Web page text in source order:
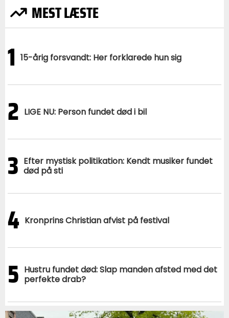
MEST LÆSTE
1 15-årig forsvandt: Her forklarede hun sig
2 LIGE NU: Person fundet død i bil
3 Efter mystisk politikation: Kendt musiker fundet
død på sti
4 Kronprins Christian afvist på festival
5 Hustru fundet død: Slap manden afsted med det
perfekte drab?